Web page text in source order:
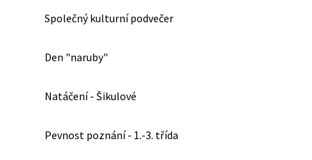
Společný kulturní podvečer
Den "naruby"
Natáčení - Šikulové
Pevnost poznání - 1.-3. třída